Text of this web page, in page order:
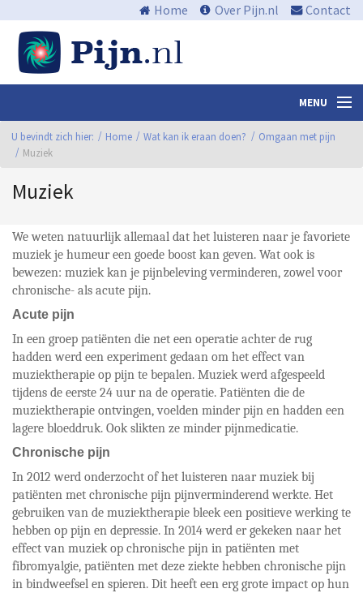
Home Over Pijn.nl Contact
MENU
Nieuws en media
Waar zit de pijn?
Wat kan ik eraan doen?
Centra
Bibliotheek
U bevindt zich hier: Home Wat kan ik eraan doen?
Omgaan met pijn
Muziek
Muziek
We weten natuurlijk allemaal dat het luisteren naar je favoriete
muziek je humeur een goede boost kan geven. Wat ook is
bewezen: muziek kan je pijnbeleving verminderen, zowel voor
chronische- als acute pijn.
Acute pijn
In een groep patiënten die net een operatie achter de rug
hadden werd een experiment gedaan om het effect van
muziektherapie op pijn te bepalen. Muziek werd afgespeeld
tijdens de eerste 24 uur na de operatie. Patiënten die de
muziektherapie ontvingen, voelden minder pijn en hadden een
lagere bloeddruk. Ook slikten ze minder pijnmedicatie.
Chronische pijn
In 2012 werd onderzocht of het luisteren naar muziek bij
patiënten met chronische pijn pijnverminderend werkte. Het
gebruiken van de muziektherapie bleek een positieve werking te
hebben op pijn en depressie. In 2014 werd er gekeken naar het
effect van muziek op chronische pijn in patiënten met
fibromyalgie, patiënten met deze ziekte hebben chronische pijn
in bindweefsel en spieren. Dit heeft een erg grote impact op hun